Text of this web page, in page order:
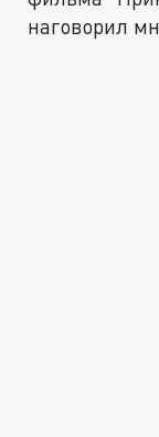
наговорил